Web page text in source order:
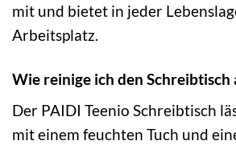
mit und bietet in jeder
Arbeitsplatz.
Wie reinige ich den Schreibtisch
Der PAIDI Teenio Schreibtisch
mit einem feuchten Tuch und